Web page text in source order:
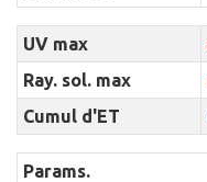
UV max
Ray. sol. max
Cumul d'ET
Params.